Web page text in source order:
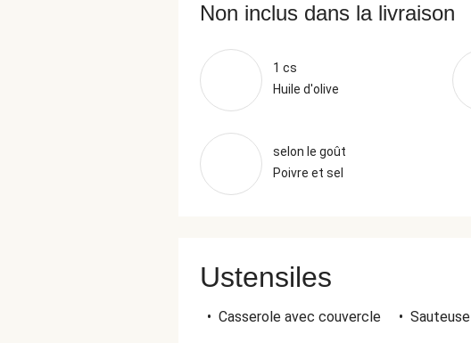
Non inclus dans la livraison
1 cs
Huile d'olive
selon le goût
Poivre et sel
Ustensiles
• Casserole avec couvercle • Sauteuse